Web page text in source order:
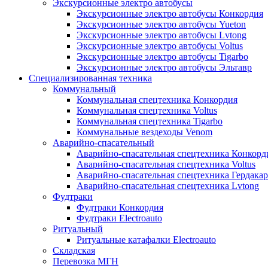
Экскурсионные электро автобусы
Экскурсионные электро автобусы Конкордия
Экскурсионные электро автобусы Yueton
Экскурсионные электро автобусы Lvtong
Экскурсионные электро автобусы Voltus
Экскурсионные электро автобусы Tigarbo
Экскурсионные электро автобусы Эльтавр
Специализированная техника
Коммунальный
Коммунальная спецтехника Конкордия
Коммунальная спецтехника Voltus
Коммунальная спецтехника Tigarbo
Коммунальные вездеходы Venom
Аварийно-спасательный
Аварийно-спасательная спецтехника
Аварийно-спасательная спецтехника Voltus
Аварийно-спасательная спецтехника Гердакар
Аварийно-спасательная спецтехника Lvtong
Фудтраки
Фудтраки Конкордия
Фудтраки Electroauto
Ритуальный
Ритуальные катафалки Electroauto
Складская
Перевозка МГН